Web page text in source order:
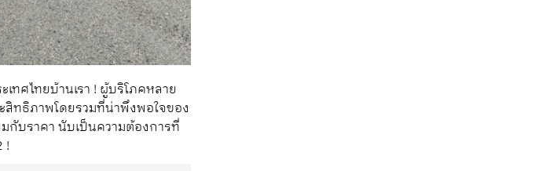
ทศไทยบ้านเรา ! ผู้บริโภคหลาย
สิทธิภาพโดยรวมที่น่าพึงพอใจของ
กับราคา นับเป็นความต้องการที่
!